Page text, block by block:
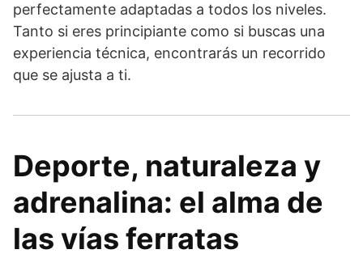
perfectamente adaptadas a todos los niveles.
Tanto si eres principiante como si buscas una
experiencia técnica, encontrarás un recorrido
que se ajusta a ti.
Deporte, naturaleza y
adrenalina: el alma de
las vías ferratas